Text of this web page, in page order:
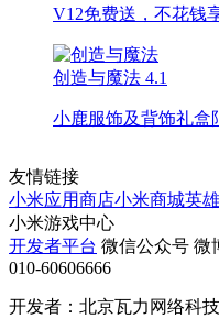
V12免费送，不花钱
创造与魔法 4.1
小鹿服饰及背饰礼盒
友情链接
小米应用商店小米商城英
小米游戏中心
开发者平台 微信公众号 微
010-60606666
开发者：北京瓦力网络科